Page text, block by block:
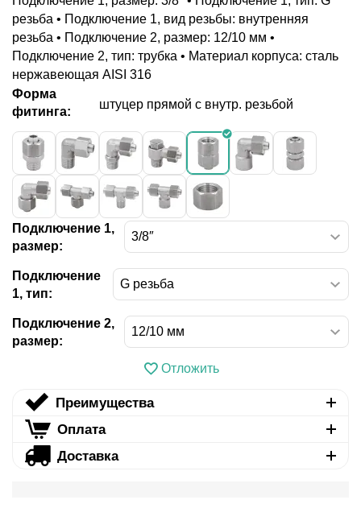
резьба • Подключение 1, вид резьбы: внутренняя
резьба • Подключение 2, размер: 12/10 мм •
Подключение 2, тип: трубка • Материал корпуса: сталь
нержавеющая AISI 316
Форма
фитинга:
штуцер прямой с внутр. резьбой
Подключение 1,
размер:
Подключение
1, тип:
Подключение 2,
размер:
Отложить
Преимущества
Оплата
Доставка